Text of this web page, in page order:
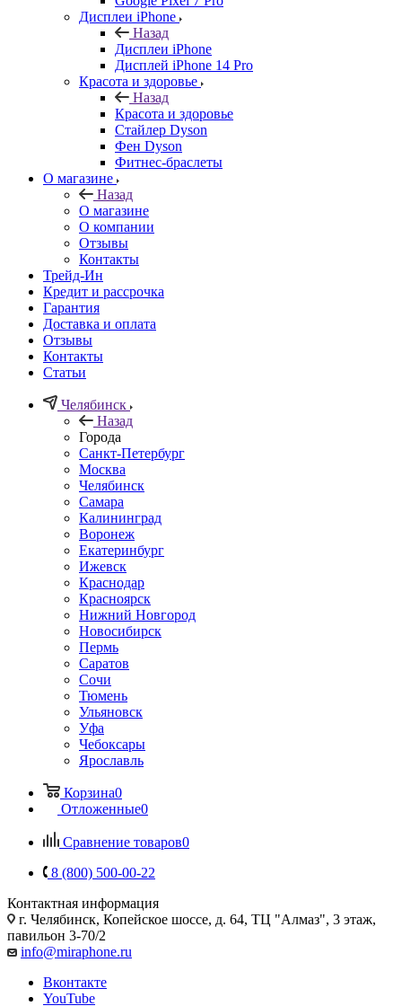
Дисплеи iPhone
Назад
Дисплеи iPhone
Дисплей iPhone 14 Pro
Красота и здоровье
Назад
Красота и здоровье
Стайлер Dyson
Фен Dyson
Фитнес-браслеты
О магазине
Назад
О магазине
О компании
Отзывы
Контакты
Трейд-Ин
Кредит и рассрочка
Гарантия
Доставка и оплата
Отзывы
Контакты
Статьи
Челябинск
Назад
Города
Санкт-Петербург
Москва
Челябинск
Самара
Калининград
Воронеж
Екатеринбург
Ижевск
Краснодар
Красноярск
Нижний Новгород
Новосибирск
Пермь
Саратов
Сочи
Тюмень
Ульяновск
Уфа
Чебоксары
Ярославль
Корзина0
Отложенные0
Сравнение товаров0
8 (800) 500-00-22
Контактная информация
г. Челябинск, Копейское шоссе, д. 64, ТЦ "Алмаз", 3 этаж,
павильон 3-70/2
info@miraphone.ru
Вконтакте
YouTube